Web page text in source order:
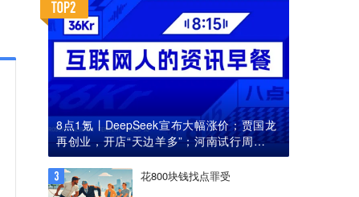
8点1氪丨DeepSeek宣布大幅涨价；贾国龙
再创业，开店“天边羊多”；河南试行周五下
午弹性离岗
花800块钱找点罪受